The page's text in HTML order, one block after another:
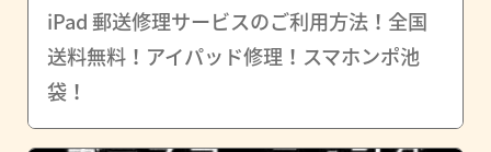
iPad 郵送修理サービスのご利用方法！全国
送料無料！アイパッド修理！スマホンポ池
袋！